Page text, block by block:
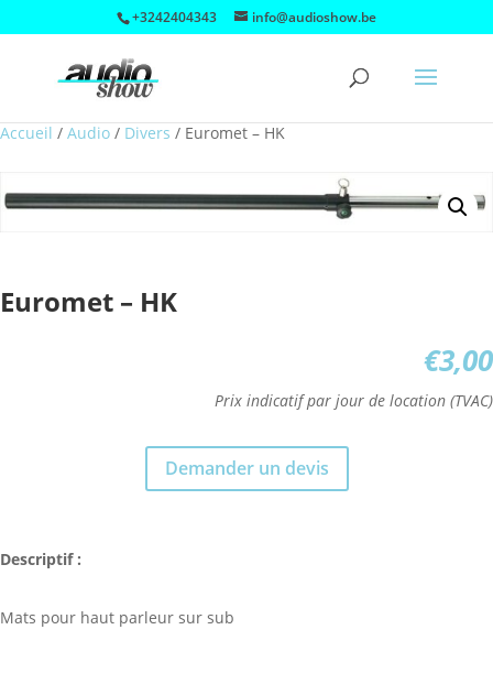
+3242404343 info@audioshow.be
Accueil / Audio / Divers / Euromet – HK
Euromet – HK
€3,00
Prix indicatif par jour de location (TVAC)
Demander un devis
Descriptif :
Mats pour haut parleur sur sub